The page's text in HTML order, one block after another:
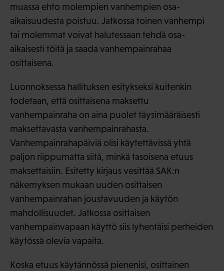
muassa ehto molempien vanhempien osa-
aikaisuudesta poistuu. Jatkossa toinen vanhempi
tai molemmat voivat halutessaan tehdä osa-
aikaisesti töitä ja saada vanhempainrahaa
osittaisena.
Luonnoksessa hallituksen esitykseksi kuitenkin
todetaan, että osittaisena maksettu
vanhempainraha on aina puolet täysimääräisesti
maksettavasta vanhempainrahasta.
Vanhempainrahapäiviä olisi käytettävissä yhtä
paljon riippumatta siitä, minkä tasoisena etuus
maksettaisiin. Esitetty kirjaus vesittää SAK:n
näkemyksen mukaan uuden osittaisen
vanhempainrahan joustavuuden ja käytön
mahdollisuudet. Jatkossa osittaisen
vanhempainvapaan käyttö siis lyhentäisi perheiden
käytössä olevia vapaita.
Koska etuus käytännössä pienenisi, osittainen